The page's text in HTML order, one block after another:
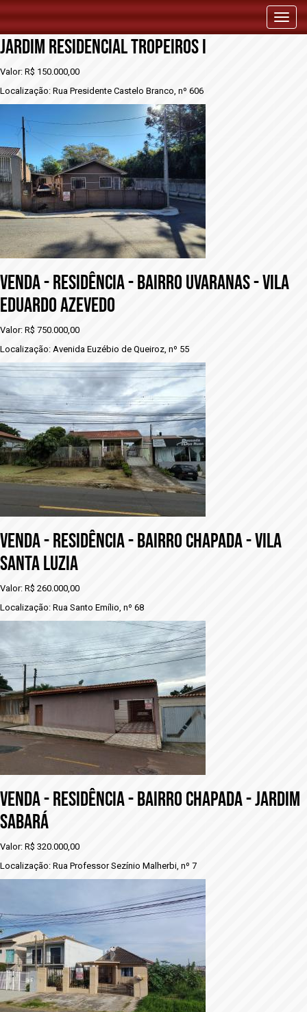
vENDA - RESIDÊNCIA - BAIRRO UVARANAS -
JARDIM RESIDENCIAL TROPEIROS I
Valor: R$ 150.000,00
Localização: Rua Presidente Castelo Branco, nº 606
vENDA - RESIDÊNCIA - BAIRRO UVARANAS - VILA
EDUARDO AZEVEDO
Valor: R$ 750.000,00
Localização: Avenida Euzébio de Queiroz, nº 55
vENDA - RESIDÊNCIA - BAIRRO CHAPADA - VILA
SANTA LUZIA
Valor: R$ 260.000,00
Localização: Rua Santo Emílio, nº 68
VENDA - RESIDÊNCIA - BAIRRO CHAPADA - JARDIM
SABARÁ
Valor: R$ 320.000,00
Localização: Rua Professor Sezínio Malherbi, nº 7